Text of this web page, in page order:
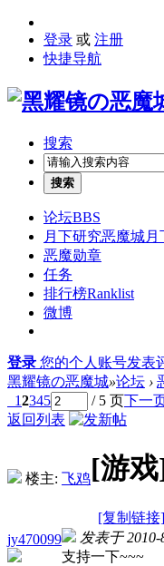
登录 或 注册
快捷导航
搜索
搜索
论坛BBS
月下研究恶魔城月
恶魔勋章
任务
排行榜Ranklist
微博
登录 您的个人账号发表
黑耀镜の恶魔城»论坛 ›
12345 / 5 页下一
返回列表
楼主: 飞鸡[游
[复制链接]
jy470099
发表于 2010-
支持一下~~~